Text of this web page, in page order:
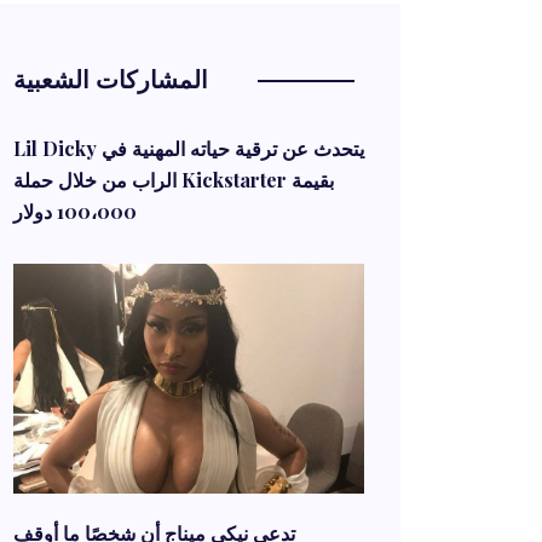
المشاركات الشعبية
Lil Dicky يتحدث عن ترقية حياته المهنية في
الراب من خلال حملة Kickstarter بقيمة
100،000 دولار
تدعي نيكي ميناج أن شخصًا ما أوقف